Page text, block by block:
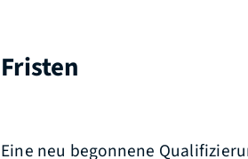
Fristen
Eine neu begonnene